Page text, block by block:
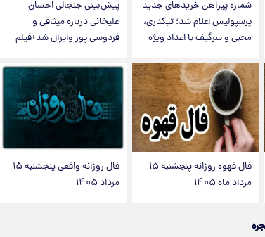
شماره پیراهن خریدهای جدید
پرسپولیس اعلام شد؛ تیکدری،
محبی و سرگیف با اعداد ویژه
پیش‌بینی جنجالی احسان
علیخانی درباره میثاقی و
فردوسی پور وایرال شد+فیلم
فال قهوه روزانه پنجشنبه ۱۵
مرداد ماه ۱۴۰۵
فال روزانه واقعی پنجشنبه ۱۵
مرداد ۱۴۰۵